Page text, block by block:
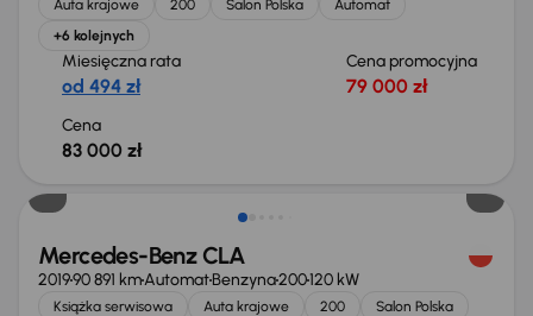
Auta krajowe 200 Salon Polska
Automat
+6 kolejnych
Miesięczna rata
od 494 zł
Cena promocyjna
79 000 zł
Cena
83 000 zł
Taniej o 2 000 zł
Mercedes-Benz CLA
201990 891 kmAutomatBenzyna200120 kW
Książka serwisowa Auta krajowe 200
Salon Polska